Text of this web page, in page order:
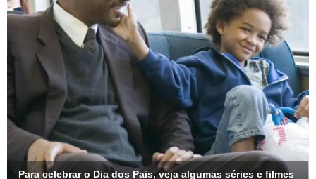
Para celebrar o Dia dos Pais, veja algumas séries e filmes